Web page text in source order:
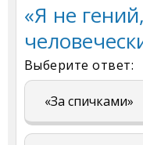
«Я не
Выберите ответ:
«За спичками»